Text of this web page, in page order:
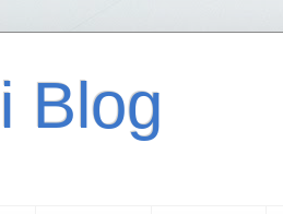
Blog